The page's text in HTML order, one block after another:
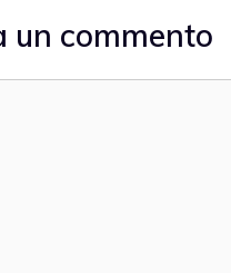
un commento